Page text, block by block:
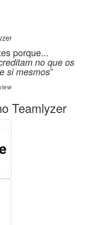
porque...
no que os
si mesmos”
Teamlyzer